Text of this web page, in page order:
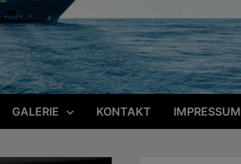
GALERIE KONTAKT IMPRESSUM